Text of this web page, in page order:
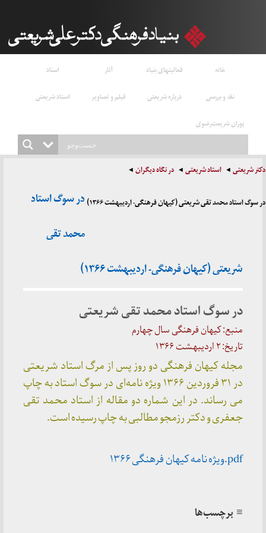
خانه فعالیتهای بنیاد آثار
اسناد
نقد و بررسی
درباره شریعتی فیلم و تصاویر
استاد شریعتی
پوران شریعت‌رضوی
دکتر شریعتی استاد شریعتی در نگاه دیگران
در سوگ استاد محمد تقی شریعتی (کیهان فرهنگی- اردیبهشت ۱۳۶۶)
در سوگ استاد
محمد تقی
شریعتی (کیهان فرهنگی- اردیبهشت ۱۳۶۶)
در سوگ استاد محمد تقی شریعتی
منبع: کیهان فرهنگی سال چهارم
تاریخ: ۲ اردیبهشت ۱۳۶۶
مجله کیهان فرهنگی دو روز پس از مرگ استاد شریعتی
در ۳۱ فروردین ۱۳۶۶ ویژه نامه‌ای در سوگ استاد به چاپ
می رساند. در این شماره دو مقاله از استاد محمد تقی
جعفری و دکتر رزمجو مطالبی به چاپ رسیده است.
pdf.ویژه نامه کیهان فرهنگی ۱۳۶۶
≡ برچسب‌ها